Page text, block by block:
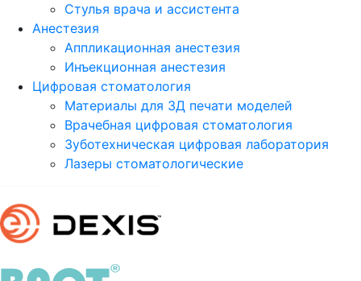
Стулья врача и ассистента
Анестезия
Аппликационная анестезия
Инъекционная анестезия
Цифровая стоматология
Материалы для 3Д печати моделей
Врачебная цифровая стоматология
Зуботехническая цифровая лаборатория
Лазеры стоматологические